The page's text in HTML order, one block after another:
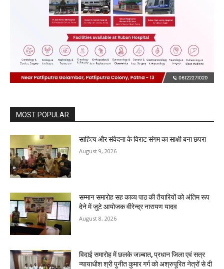
MOST POPULAR
साहित्य और संवेदना के विराट संगम का साक्षी बना छपरा
August 9, 2026
सम्मान समारोह सह काव्य पाठ की तैयारियों को अंतिम रूप
देने में जुटे आयोजक वीरेन्द्र नारायण यादव
August 8, 2026
विदाई समारोह में छलके जज़्बात, प्रधान जिला एवं सत्र
न्यायाधीश श्री पुनीत कुमार गर्ग को अश्रुपूरित नेत्रों से दी